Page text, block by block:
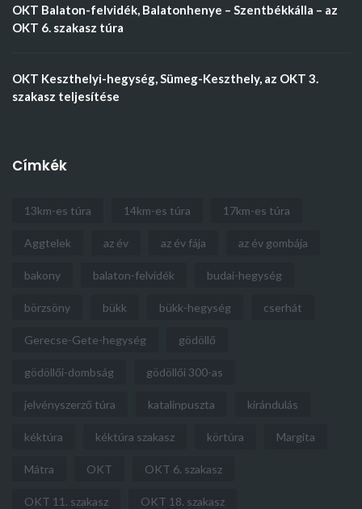
OKT Balaton-felvidék, Balatonhenye – Szentbékkálla – az
OKT 6. szakasz túra
OKT Keszthelyi-hegység, Sümeg-Keszthely, az OKT 3.
szakasz teljesítése
Címkék
13km-es túra 14km-es túra 17km-es túra
Aggtelek az év az év fája az év gombája
bakony balaton-felvidék budai-hegység
börzsöny bükk bükk-hegység cserhát
Gerecse-Gete-hegység gödöllő
gödöllői-dombság gödöllői 300-as
jelvényszerző túra katalinpuszta kirándulás
kéktúra kéktúra szakasz körtúra Margita
Mátra OKT OKT 6. szakasz
OKT 11. szakasz OKT 18. szakasz